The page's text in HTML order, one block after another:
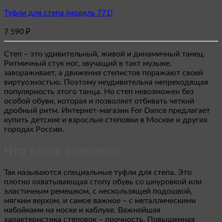
имеет
вариаций.
Опции
можно
выбрать
на
странице
товара.
Туфли для степа (модель 771)
7 590 ₽
Степ – это удивительный, живой и динамичный танец.
Ритмичный стук ног, звучащий в такт музыке,
завораживает, а движения степистов поражают своей
виртуозностью. Поэтому неудивительна непреходящая
популярность этого танца. Но степ невозможен без
особой обуви, которая и позволяет отбивать четкий
дробный ритм. Интернет-магазин For Dance предлагает
купить детские и взрослые степовки в Москве и других
городах России.
Так называются специальные туфли для степа. Это
плотно охватывающая стопу обувь со шнуровкой или
эластичным ремешком, с нескользящей подошвой,
мягким верхом, и самое важное – с металлическими
набойками на носке и каблуке. Важнейшая
характеристика степовок – прочность. Повышенная